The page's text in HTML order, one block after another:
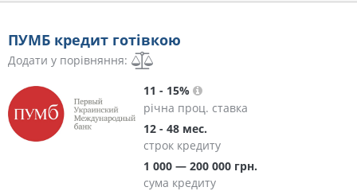
ПУМБ кредит готівкою
Додати у порівняння:
11 - 15%
річна проц. ставка
12 - 48 мес.
строк кредиту
1 000 — 200 000 грн.
сума кредиту